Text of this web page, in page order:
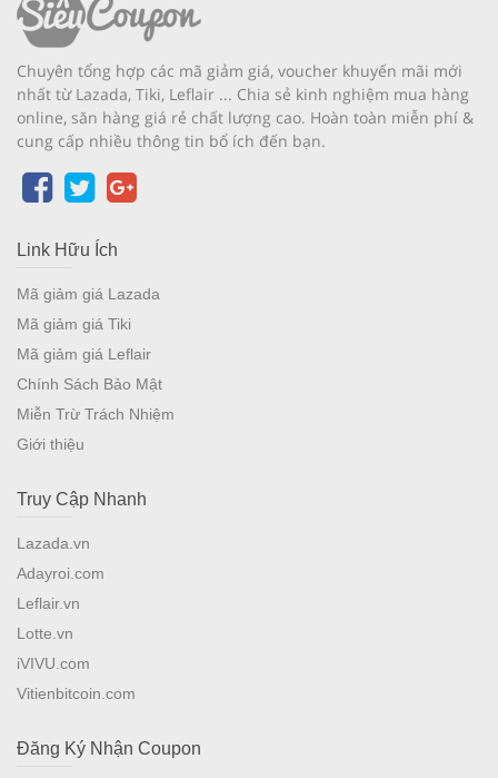
Chuyên tổng hợp các mã giảm giá, voucher khuyến mãi mới
nhất từ Lazada, Tiki, Leflair ... Chia sẻ kinh nghiệm mua hàng
online, săn hàng giá rẻ chất lượng cao. Hoàn toàn miễn phí &
cung cấp nhiều thông tin bổ ích đến bạn.
Link Hữu Ích
Mã giảm giá Lazada
Mã giảm giá Tiki
Mã giảm giá Leflair
Chính Sách Bảo Mật
Miễn Trừ Trách Nhiệm
Giới thiệu
Truy Cập Nhanh
Lazada.vn
Adayroi.com
Leflair.vn
Lotte.vn
iVIVU.com
Vitienbitcoin.com
Đăng Ký Nhận Coupon